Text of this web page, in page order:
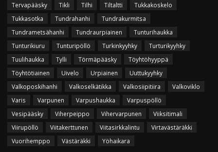
Tervapääsky
Tikli Tilhi Tiltaltti
Tukkakoskelo
Tukkasotka
Tundrahanhi
Tundrakurmitsa
Tundrametsähanhi
Tundraurpiainen
Tunturihaukka
Tunturikiuru
Tunturipöllö Turkinkyyhky
Turturikyyhky
Tuulihaukka
Tylli Törmäpääsky
Töyhtöhyyppä
Töyhtötiainen
Uivelo Urpiainen
Uuttukyyhky
Valkoposkihanhi
Valkoselkätikka Valkosiipitiira
Valkoviklo
Varis
Varpunen Varpushaukka
Varpuspöllö
Vesipääsky
Viherpeippo Vihervarpunen
Viiksitimali
Viirupöllö
Viitakerttunen Viitasirkkalintu
Virtavästäräkki
Vuorihemppo
Västäräkki Yöhaikara